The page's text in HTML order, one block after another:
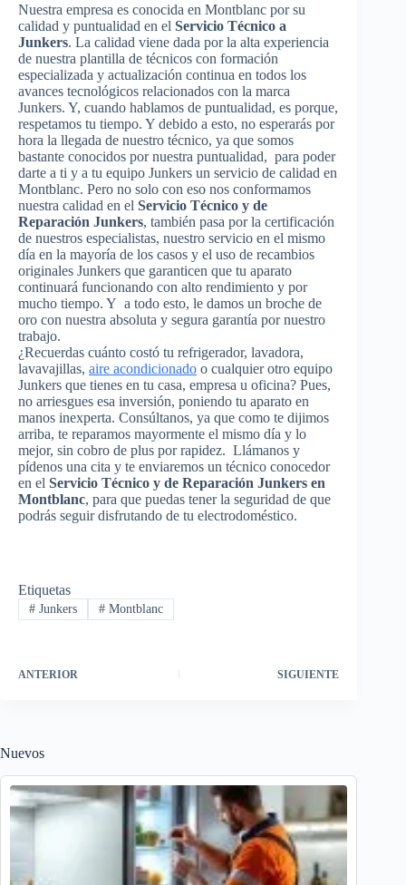
Nuestra empresa es conocida en Montblanc por su
calidad y puntualidad en el Servicio Técnico a
Junkers. La calidad viene dada por la alta experiencia
de nuestra plantilla de técnicos con formación
especializada y actualización continua en todos los
avances tecnológicos relacionados con la marca
Junkers. Y, cuando hablamos de puntualidad, es porque,
respetamos tu tiempo. Y debido a esto, no esperarás por
hora la llegada de nuestro técnico, ya que somos
bastante conocidos por nuestra puntualidad, para poder
darte a ti y a tu equipo Junkers un servicio de calidad en
Montblanc. Pero no solo con eso nos conformamos
nuestra calidad en el Servicio Técnico y de
Reparación Junkers, también pasa por la certificación
de nuestros especialistas, nuestro servicio en el mismo
día en la mayoría de los casos y el uso de recambios
originales Junkers que garanticen que tu aparato
continuará funcionando con alto rendimiento y por
mucho tiempo. Y a todo esto, le damos un broche de
oro con nuestra absoluta y segura garantía por nuestro
trabajo.
¿Recuerdas cuánto costó tu refrigerador, lavadora,
lavavajillas, aire acondicionado o cualquier otro equipo
Junkers que tienes en tu casa, empresa u oficina? Pues,
no arriesgues esa inversión, poniendo tu aparato en
manos inexperta. Consúltanos, ya que como te dijimos
arriba, te reparamos mayormente el mismo día y lo
mejor, sin cobro de plus por rapidez. Llámanos y
pídenos una cita y te enviaremos un técnico conocedor
en el Servicio Técnico y de Reparación Junkers en
Montblanc, para que puedas tener la seguridad de que
podrás seguir disfrutando de tu electrodoméstico.
Etiquetas
#Junkers #Montblanc
ANTERIOR SIGUIENTE
Nuevos